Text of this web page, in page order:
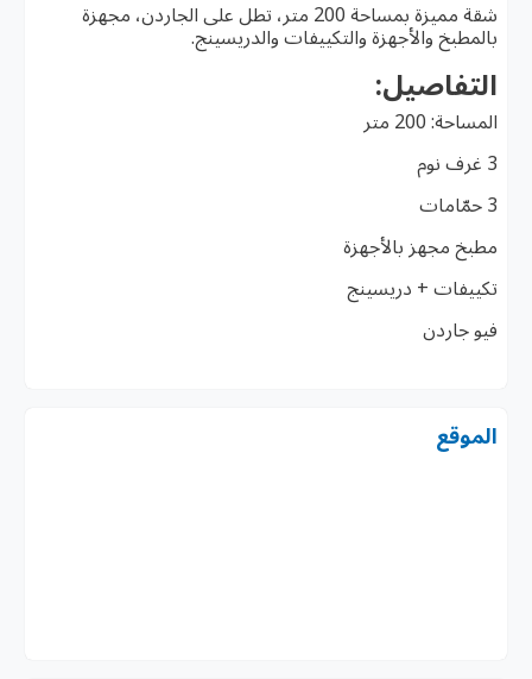
شقة مميزة بمساحة 200 متر، تطل على الجاردن، مجهزة
بالمطبخ والأجهزة والتكييفات والدريسينج.
التفاصيل:
المساحة: 200 متر
3 غرف نوم
3 حمّامات
مطبخ مجهز بالأجهزة
تكييفات + دريسينج
فيو جاردن
الموقع